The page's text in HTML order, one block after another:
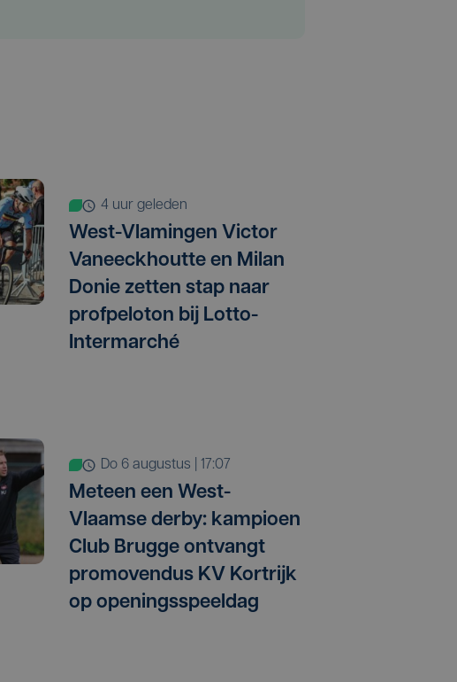
4 uur geleden
West-Vlamingen Victor
Vaneeckhoutte en Milan
Donie zetten stap naar
profpeloton bij Lotto-
Intermarché
do 6 augustus | 17:07
Meteen een West-
Vlaamse derby: kampioen
Club Brugge ontvangt
promovendus KV Kortrijk
op openingsspeeldag